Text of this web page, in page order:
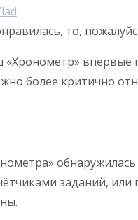
то,
«Хронометр»
более критично
заданий, или